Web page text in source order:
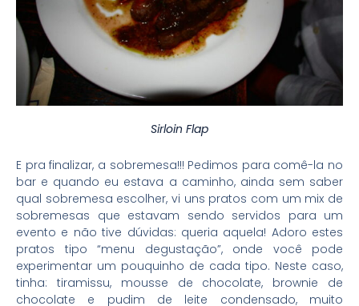
Sirloin Flap
E pra finalizar, a sobremesa!!! Pedimos para comê-la no
bar e quando eu estava a caminho, ainda sem saber
qual sobremesa escolher, vi uns pratos com um mix de
sobremesas que estavam sendo servidos para um
evento e não tive dúvidas: queria aquela! Adoro estes
pratos tipo “menu degustação”, onde você pode
experimentar um pouquinho de cada tipo. Neste caso,
tinha: tiramissu, mousse de chocolate, brownie de
chocolate e pudim de leite condensado, muito